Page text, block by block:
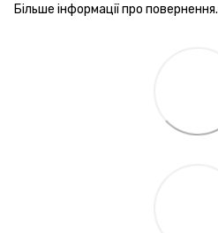
Більше інформації про повернення.